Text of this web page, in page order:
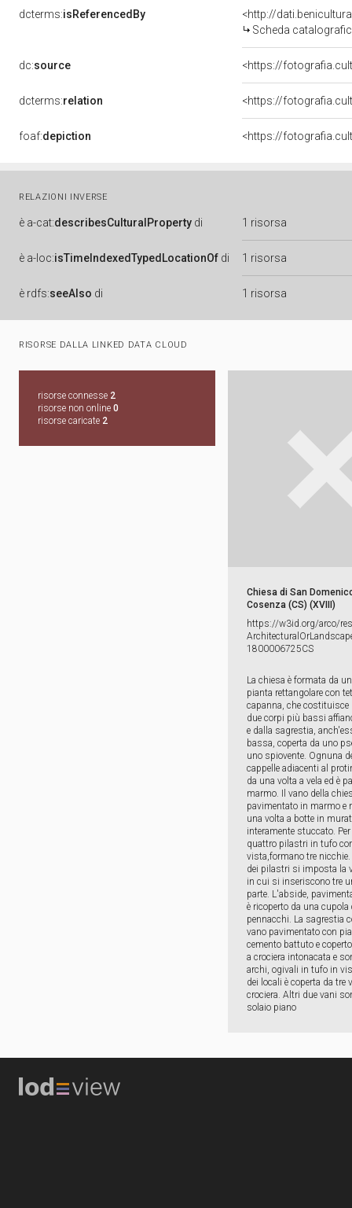
dcterms:isReferencedBy
<http://
Scheda
dc:source <https://
dcterms:relation <https://
foaf:depiction
RELAZIONI INVERSE
è a-cat:describesCulturalProperty di 1 risorsa
è a-loc:isTimeIndexedTypedLocationOf di 1 risorsa
è rdfs:seeAlso di 1 risorsa
RISORSE DALLA LINKED DATA CLOUD
risorse connesse 2
risorse non online 0
risorse caricate 2
Chiesa di San
Cosenza (CS) (XVIII)
https:​/​/​w3id.​org/​arco/​
1800006725CS
La chiesa è formata da
pianta rettangolare con
capanna, che costituisce
due corpi più bassi
e dalla sagrestia,
bassa, coperta da uno
uno spiovente. Ognuna
cappelle adiacenti al
da una volta a vela ed è
marmo. Il vano della
pavimentato in marmo e
una volta a botte in
interamente stuccato.
quattro pilastri in tufo
vista,formano tre
dei pilastri si imposta la
in cui si inseriscono tre
parte. L'abside,
è ricoperto da una cupola
pennacchi. La sagrestia
vano pavimentato con
cemento battuto e
a crociera intonacata e
archi, ogivali in tufo in
dei locali è coperta da tre
crociera. Altri due vani
solaio piano